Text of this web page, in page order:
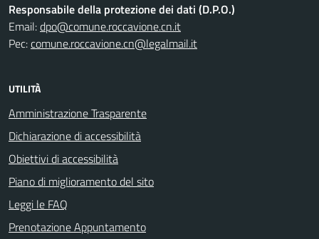
Responsabile della protezione dei dati (D.P.O.)
Email:dpo@comune.roccavione.cn.it
Pec:comune.roccavione.cn@legalmail.it
UTILITÀ
Amministrazione Trasparente
Dichiarazione di accessibilità
Obiettivi di accessibilità
Piano di miglioramento del sito
Leggi le FAQ
Prenotazione Appuntamento